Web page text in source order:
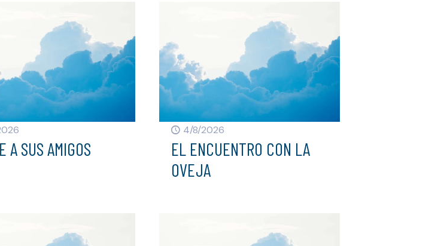
A SUS AMIGOS
4/8/2026
EL ENCUENTRO CON LA
OVEJA